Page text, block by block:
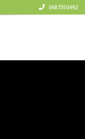
0687350492